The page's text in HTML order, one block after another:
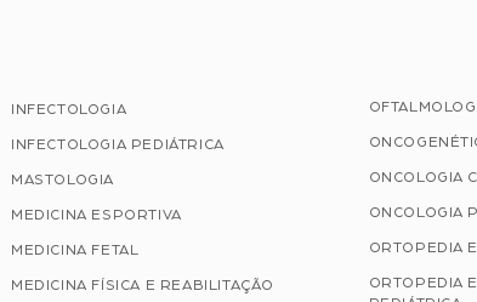
INFECTOLOGIA
INFECTOLOGIA PEDIÁTRICA
MASTOLOGIA
MEDICINA ESPORTIVA
MEDICINA FETAL
MEDICINA FÍSICA E REABILITAÇÃO
ONCOLOGIA
ONCOLOGIA
ORTOPEDIA
ORTOPEDIA